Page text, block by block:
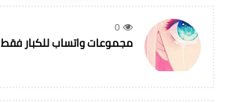
0
مجموعات واتساب للكبار فقط